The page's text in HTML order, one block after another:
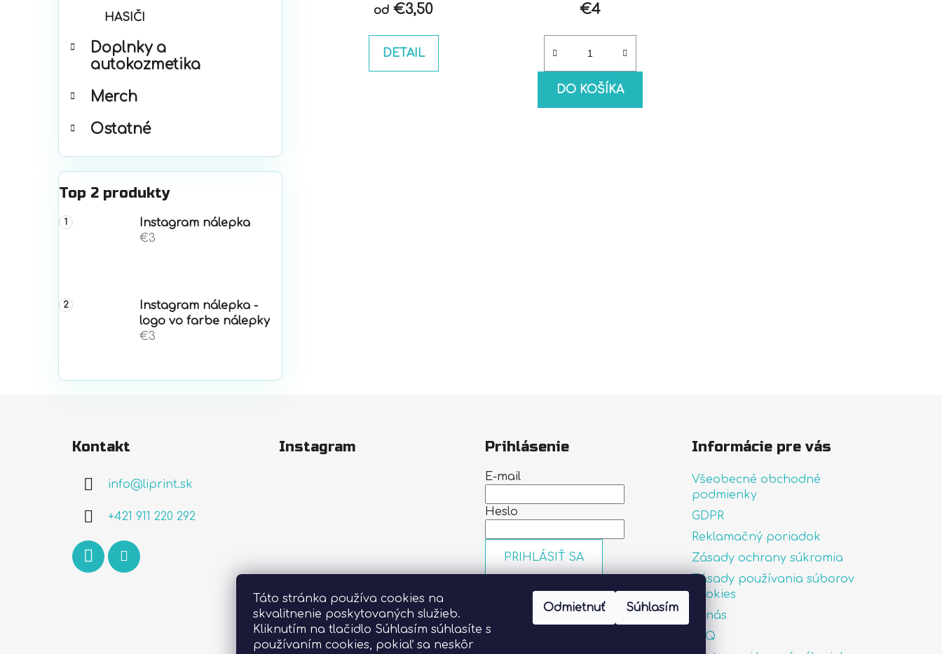
Táto stránka používa cookies na
skvalitnenie poskytovaných služieb.
Kliknutím na tlačidlo Súhlasím súhlasíte s
používaním cookies, pokiaľ sa neskôr
Odmietnuť Súhlasím
HASIČI
Doplnky a
autokozmetika
Merch
Ostatné
Top 2 produkty
Instagram nálepka
€3
Instagram nálepka -
logo vo farbe nálepky
€3
od €3,50
DETAIL
€4
DO KOŠÍKA
Kontakt
info@liprint.sk
+421 911 220 292
Instagram
Sledovať na Instagrame
Prihlásenie
E-mail
Heslo
PRIHLÁSIŤ SA
Informácie pre vás
Všeobecné obchodné
podmienky
GDPR
Reklamačný poriadok
Zásady ochrany súkromia
Zásady používania súborov
cookies
O nás
FAQ